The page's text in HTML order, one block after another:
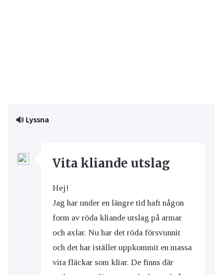
Lyssna
Vita kliande utslag
Hej!
Jag har under en längre tid haft någon
form av röda kliande utslag på armar
och axlar. Nu har det röda försvunnit
och det har istället uppkommit en massa
vita fläckar som kliar. De finns där